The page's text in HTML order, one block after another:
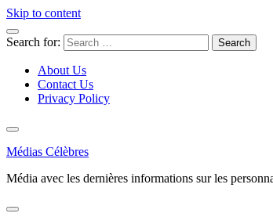
Skip to content
Search for:
About Us
Contact Us
Privacy Policy
Médias Célèbres
Média avec les dernières informations sur les